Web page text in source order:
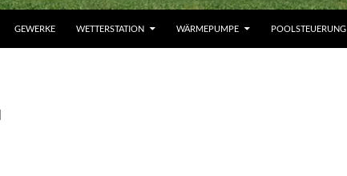
GEWERKE WETTERSTATION WÄRMEPUMPE POOLSTEUERUNG